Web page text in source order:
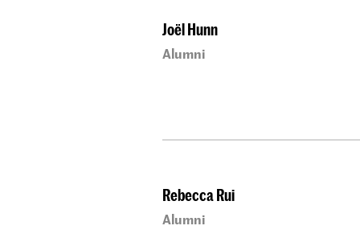
Joël Hunn
Alumni
Rebecca Rui
Alumni